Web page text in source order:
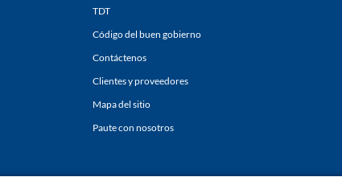
TDT
Código del buen gobierno
Contáctenos
Clientes y proveedores
Mapa del sitio
Paute con nosotros